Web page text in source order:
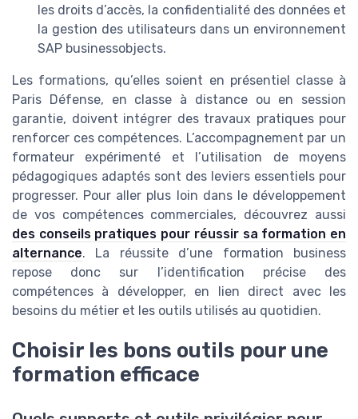
les droits d’accès, la confidentialité des données et
la gestion des utilisateurs dans un environnement
SAP businessobjects.
Les formations, qu’elles soient en présentiel classe à
Paris Défense, en classe à distance ou en session
garantie, doivent intégrer des travaux pratiques pour
renforcer ces compétences. L’accompagnement par un
formateur expérimenté et l’utilisation de moyens
pédagogiques adaptés sont des leviers essentiels pour
progresser. Pour aller plus loin dans le développement
de vos compétences commerciales, découvrez aussi
des conseils pratiques pour réussir sa formation en
alternance. La réussite d’une formation business
repose donc sur l’identification précise des
compétences à développer, en lien direct avec les
besoins du métier et les outils utilisés au quotidien.
Choisir les bons outils pour une
formation efficace